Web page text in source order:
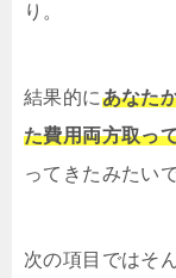
り。
結果的にあなた
た費用両方取っ
ってきたみたい
次の項目ではそ